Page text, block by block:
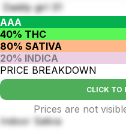
Daddy girl S1
AAA
40% THC
80% SATIVA
20% INDICA
PRICE BREAKDOWN
CLICK TO
Prices are not
Indoor Sativa